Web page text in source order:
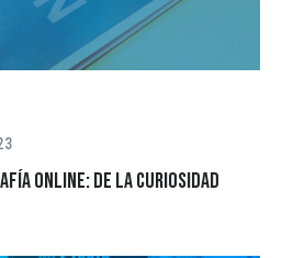
online: de la curiosidad